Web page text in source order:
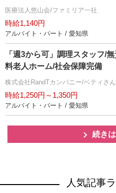
医療法人悠山会/ファミリア一社
時給1,140円
アルバイト・パート / 愛知県
「週3から可」調理スタッフ/
料老人ホーム/社会保障完備
株式会社RandTカンパニー/ベティさん
時給1,250円～1,350円
アルバイト・パート / 愛知県
続き
人気記事